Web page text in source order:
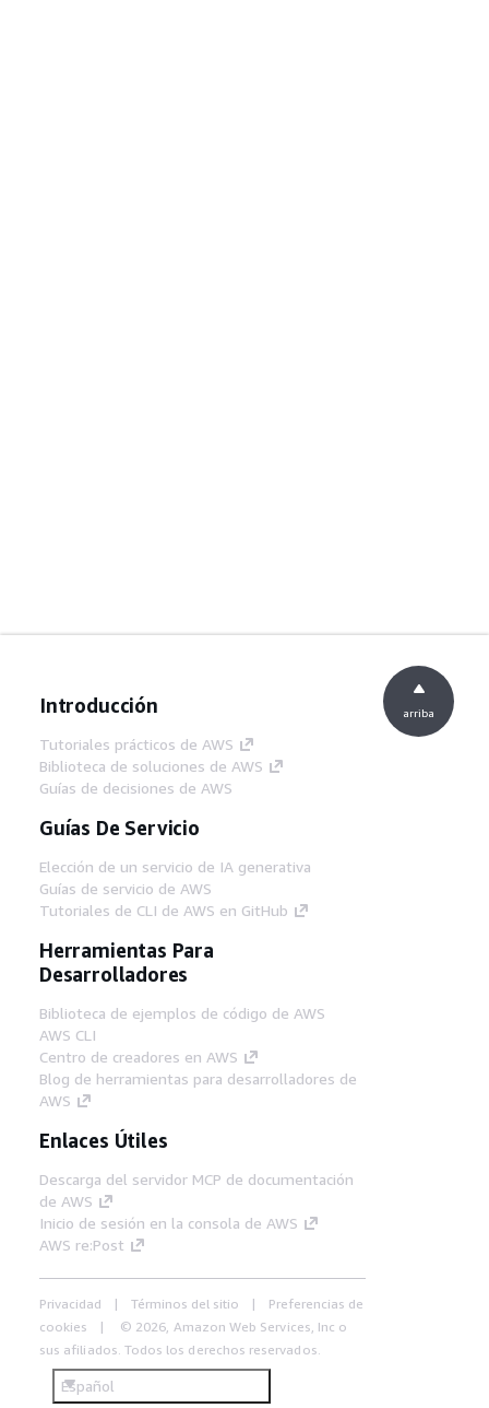
Introducción
Tutoriales prácticos de AWS
Biblioteca de soluciones de AWS
Guías de decisiones de AWS
Guías De Servicio
Elección de un servicio de IA generativa
Guías de servicio de AWS
Tutoriales de CLI de AWS en GitHub
Herramientas Para
Desarrolladores
Biblioteca de ejemplos de código de AWS
AWS CLI
Centro de creadores en AWS
Blog de herramientas para desarrolladores de
AWS
Enlaces Útiles
Descarga del servidor MCP de documentación
de AWS
Inicio de sesión en la consola de AWS
AWS re:Post
Privacidad Términos del sitio
Preferencias de
cookies
© 2026, Amazon Web Services, Inc o
sus afiliados. Todos los derechos reservados.
Español
arriba